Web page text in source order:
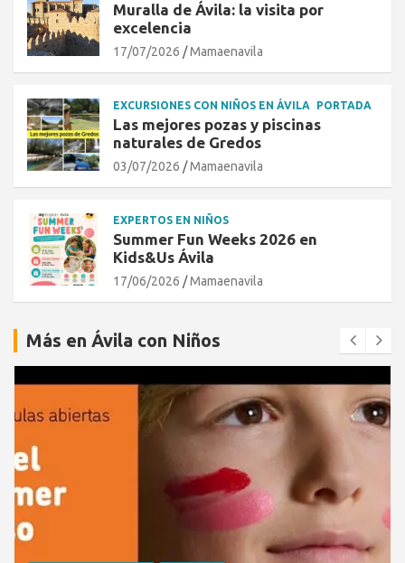
Muralla de Ávila: la visita por
excelencia
17/07/2026 Mamaenavila
EXCURSIONES CON NIÑOS EN ÁVILA PORTADA
Las mejores pozas y piscinas
naturales de Gredos
03/07/2026 Mamaenavila
EXPERTOS EN NIÑOS
Summer Fun Weeks 2026 en
Kids&Us Ávila
17/06/2026 Mamaenavila
Más en Ávila con Niños